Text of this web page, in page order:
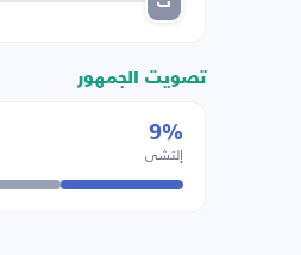
ت
تصويت الجمهور
9%
إلتشي